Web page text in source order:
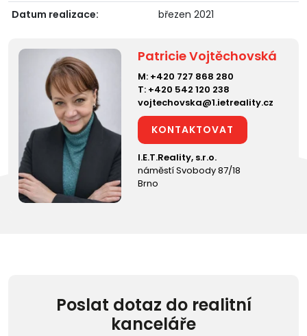
Datum realizace:
březen 2021
Patricie Vojtěchovská
M: +420 727 868 280
T: +420 542 120 238
vojtechovska@1.ietreality.cz
KONTAKTOVAT
I.E.T.Reality, s.r.o.
náměstí Svobody 87/18
Brno
Poslat dotaz do realitní
kanceláře